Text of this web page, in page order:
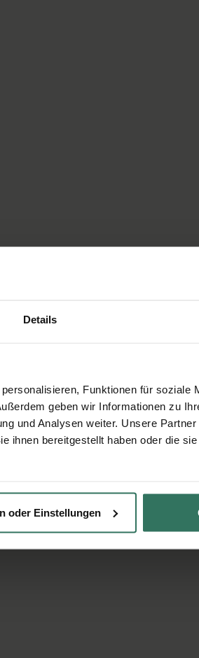
Details
Funktionen für soziale
geben wir Informationen zu
und Analysen weiter. Unsere
ihnen bereitgestellt haben oder die
oder Einstellungen